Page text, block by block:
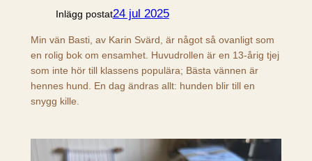
Inlägg postat24 jul 2025
Min vän Basti, av Karin Svärd, är något så ovanligt som
en rolig bok om ensamhet. Huvudrollen är en 13-årig tjej
som inte hör till klassens populära; Bästa vännen är
hennes hund. En dag ändras allt: hunden blir till en
snygg kille.